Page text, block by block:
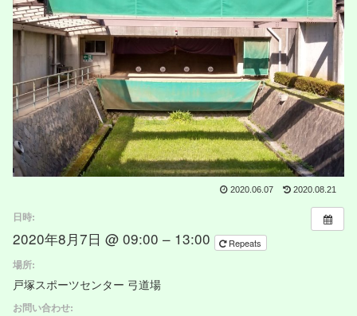
2020.06.07 2020.08.21
日時:
2020年8月7日 @ 09:00 – 13:00 Repeats
場所:
戸塚スポーツセンター 弓道場
お問い合わせ: